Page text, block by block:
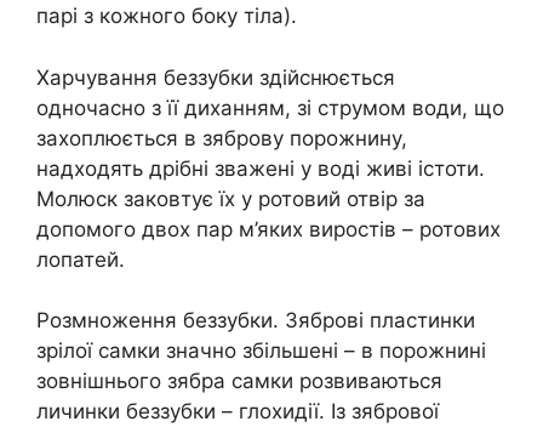
парі з кожного боку тіла).
Харчування беззубки здійснюється
одночасно з її диханням, зі струмом води, що
захоплюється в зяброву порожнину,
надходять дрібні зважені у воді живі істоти.
Молюск заковтує їх у ротовий отвір за
допомого двох пар м’яких виростів – ротових
лопатей.
Розмноження беззубки. Зяброві пластинки
зрілої самки значно збільшені – в порожнині
зовнішнього зябра самки розвиваються
личинки беззубки – глохидії. Із зябрової